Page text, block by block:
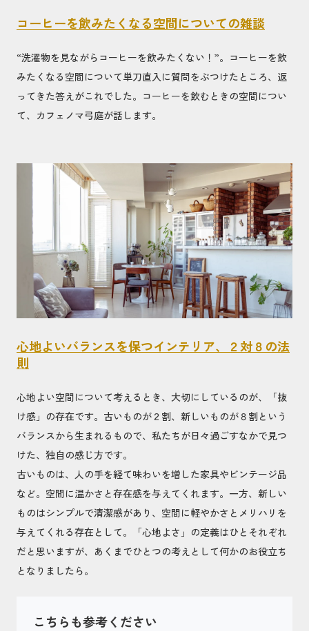
コーヒーを飲みたくなる空間についての雑談
“洗濯物を見ながらコーヒーを飲みたくない！”。コーヒーを飲
みたくなる空間について単刀直入に質問をぶつけたところ、返
ってきた答えがこれでした。コーヒーを飲むときの空間につい
て、カフェノマ弓庭が話します。
心地よいバランスを保つインテリア、２対８の法
則
心地よい空間について考えるとき、大切にしているのが、「抜
け感」の存在です。古いものが２割、新しいものが８割という
バランスから生まれるもので、私たちが日々過ごすなかで見つ
けた、独自の感じ方です。
古いものは、人の手を経て味わいを増した家具やビンテージ品
など。空間に温かさと存在感を与えてくれます。一方、新しい
ものはシンプルで清潔感があり、空間に軽やかさとメリハリを
与えてくれる存在として。「心地よさ」の定義はひとそれぞれ
だと思いますが、あくまでひとつの考えとして何かのお役立ち
となりましたら。
こちらも参考ください